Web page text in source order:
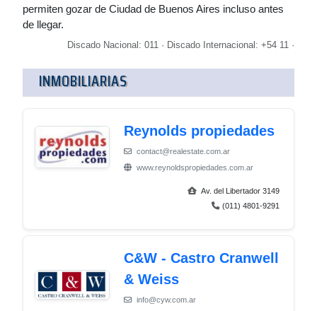
permiten gozar de Ciudad de Buenos Aires incluso antes
de llegar.
Discado Nacional: 011 · Discado Internacional: +54 11 ·
INMOBILIARIAS
Reynolds propiedades
contact@realestate.com.ar
www.reynoldspropiedades.com.ar
Av. del Libertador 3149
(011) 4801-9291
C&W - Castro Cranwell
& Weiss
info@cyw.com.ar